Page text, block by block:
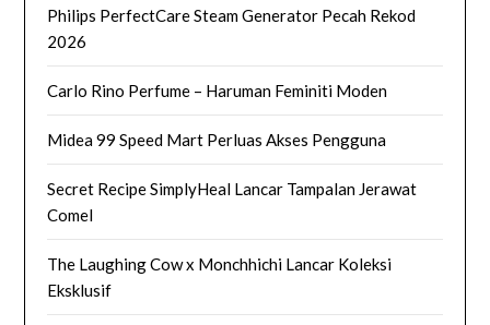
Philips PerfectCare Steam Generator Pecah Rekod
2026
Carlo Rino Perfume – Haruman Feminiti Moden
Midea 99 Speed Mart Perluas Akses Pengguna
Secret Recipe SimplyHeal Lancar Tampalan Jerawat
Comel
The Laughing Cow x Monchhichi Lancar Koleksi
Eksklusif